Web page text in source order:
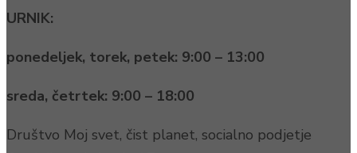
URNIK:
ponedeljek, torek, petek: 9:00 – 13:00
sreda, četrtek: 9:00 – 18:00
Društvo Moj svet, čist planet, socialno podjetje